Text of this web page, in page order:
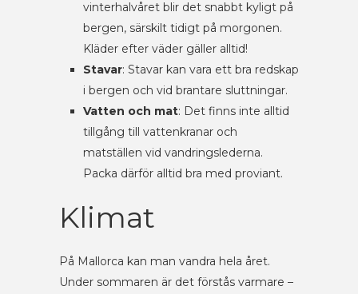
vinterhalvåret blir det snabbt kyligt på
bergen, särskilt tidigt på morgonen.
Kläder efter väder gäller alltid!
Stavar: Stavar kan vara ett bra redskap
i bergen och vid brantare sluttningar.
Vatten och mat: Det finns inte alltid
tillgång till vattenkranar och
matställen vid vandringslederna.
Packa därför alltid bra med proviant.
Klimat
På Mallorca kan man vandra hela året.
Under sommaren är det förstås varmare –